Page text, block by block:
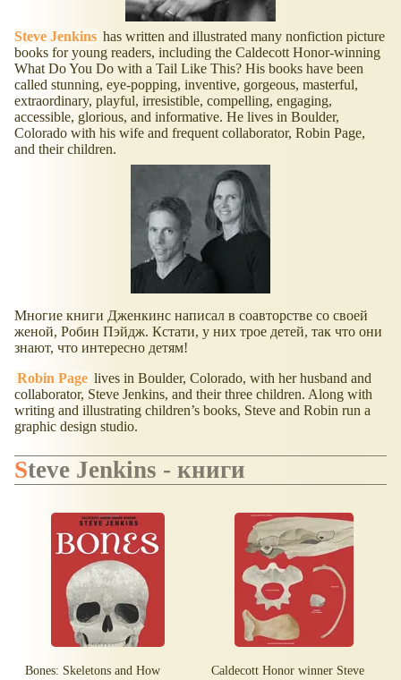
Steve Jenkins has written and illustrated many nonfiction picture
books for young readers, including the Caldecott Honor-winning
What Do You Do with a Tail Like This? His books have been
called stunning, eye-popping, inventive, gorgeous, masterful,
extraordinary, playful, irresistible, compelling, engaging,
accessible, glorious, and informative. He lives in Boulder,
Colorado with his wife and frequent collaborator, Robin Page,
and their children.
Многие книги Дженкинс написал в соавторстве со своей
женой, Робин Пэйдж. Кстати, у них трое детей, так что они
знают, что интересно детям!
Robin Page lives in Boulder, Colorado, with her husband and
collaborator, Steve Jenkins, and their three children. Along with
writing and illustrating children’s books, Steve and Robin run a
graphic design studio.
Steve Jenkins - книги
Bones: Skeletons and How
Caldecott Honor winner Steve